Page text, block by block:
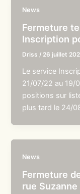
News
Fermeture
Inscription
Driss / 26 juillet
Le service
21/07/22 au 19/
positions sur
plus tard le 24/
News
Fermeture
rue